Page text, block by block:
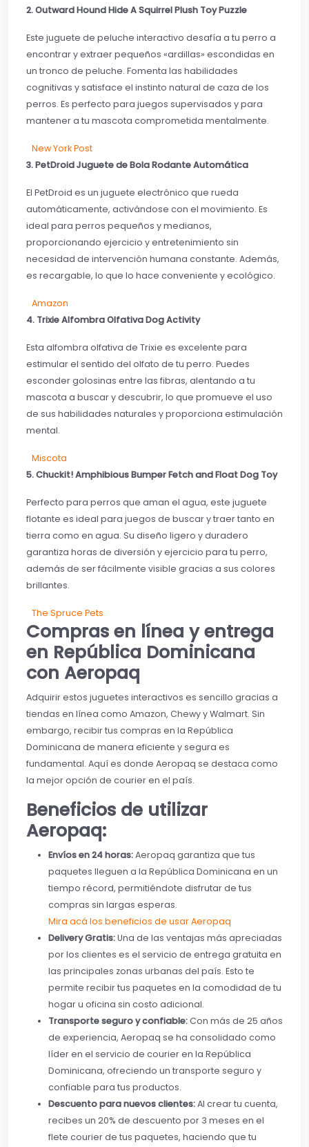
2. Outward Hound Hide A Squirrel Plush Toy Puzzle
Este juguete de peluche interactivo desafía a tu perro a
encontrar y extraer pequeños «ardillas» escondidas en
un tronco de peluche. Fomenta las habilidades
cognitivas y satisface el instinto natural de caza de los
perros. Es perfecto para juegos supervisados y para
mantener a tu mascota comprometida mentalmente.
New York Post
3. PetDroid Juguete de Bola Rodante Automática
El PetDroid es un juguete electrónico que rueda
automáticamente, activándose con el movimiento. Es
ideal para perros pequeños y medianos,
proporcionando ejercicio y entretenimiento sin
necesidad de intervención humana constante. Además,
es recargable, lo que lo hace conveniente y ecológico.
Amazon
4. Trixie Alfombra Olfativa Dog Activity
Esta alfombra olfativa de Trixie es excelente para
estimular el sentido del olfato de tu perro. Puedes
esconder golosinas entre las fibras, alentando a tu
mascota a buscar y descubrir, lo que promueve el uso
de sus habilidades naturales y proporciona estimulación
mental.
Miscota
5. Chuckit! Amphibious Bumper Fetch and Float Dog Toy
Perfecto para perros que aman el agua, este juguete
flotante es ideal para juegos de buscar y traer tanto en
tierra como en agua. Su diseño ligero y duradero
garantiza horas de diversión y ejercicio para tu perro,
además de ser fácilmente visible gracias a sus colores
brillantes.
The Spruce Pets
Compras en línea y entrega
en República Dominicana
con Aeropaq
Adquirir estos juguetes interactivos es sencillo gracias a
tiendas en línea como Amazon, Chewy y Walmart. Sin
embargo, recibir tus compras en la República
Dominicana de manera eficiente y segura es
fundamental. Aquí es donde Aeropaq se destaca como
la mejor opción de courier en el país.
Beneficios de utilizar
Aeropaq:
Envíos en 24 horas:Aeropaq garantiza que tus
paquetes lleguen a la República Dominicana en un
tiempo récord, permitiéndote disfrutar de tus
compras sin largas esperas.
Mira acá los beneficios de usar Aeropaq
Delivery Gratis:Una de las ventajas más apreciadas
por los clientes es el servicio de entrega gratuita en
las principales zonas urbanas del país. Esto te
permite recibir tus paquetes en la comodidad de tu
hogar u oficina sin costo adicional.
Transporte seguro y confiable:Con más de 25 años
de experiencia, Aeropaq se ha consolidado como
líder en el servicio de courier en la República
Dominicana, ofreciendo un transporte seguro y
confiable para tus productos.
Descuento para nuevos clientes:Al crear tu cuenta,
recibes un 20% de descuento por 3 meses en el
flete courier de tus paquetes, haciendo que tu